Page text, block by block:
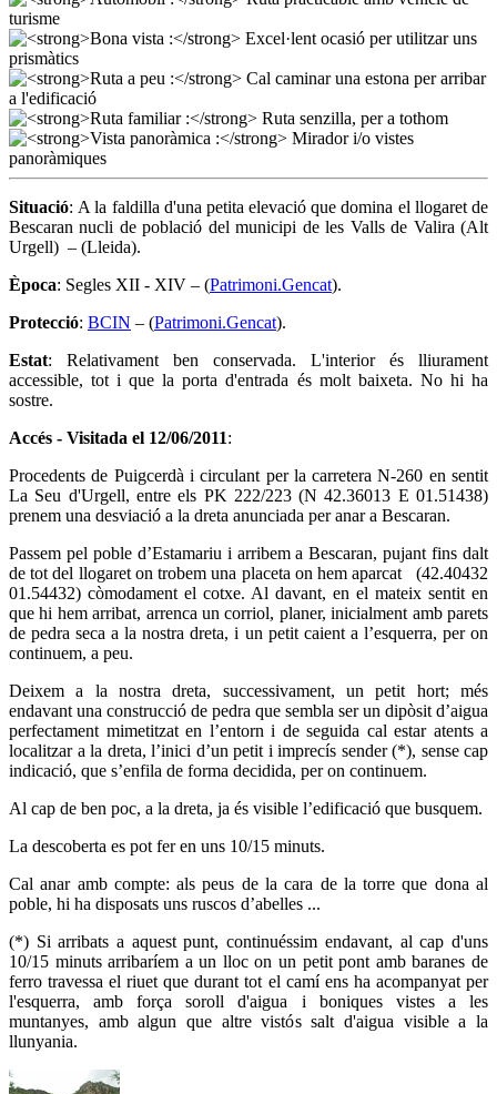
Situació: A la faldilla d'una petita elevació que domina el llogaret de
Bescaran nucli de població del municipi de les Valls de Valira (Alt
Urgell) – (Lleida).
Època: Segles XII - XIV – (Patrimoni.Gencat).
Protecció: BCIN – (Patrimoni.Gencat).
Estat: Relativament ben conservada. L'interior és lliurament
accessible, tot i que la porta d'entrada és molt baixeta. No hi ha
sostre.
Accés - Visitada el 12/06/2011:
Procedents de Puigcerdà i circulant per la carretera N-260 en sentit
La Seu d'Urgell, entre els PK 222/223 (N 42.36013 E 01.51438)
prenem una desviació a la dreta anunciada per anar a Bescaran.
Passem pel poble d’Estamariu i arribem a Bescaran, pujant fins dalt
de tot del llogaret on trobem una placeta on hem aparcat (42.40432
01.54432) còmodament el cotxe. Al davant, en el mateix sentit en
que hi hem arribat, arrenca un corriol, planer, inicialment amb parets
de pedra seca a la nostra dreta, i un petit caient a l’esquerra, per on
continuem, a peu.
Deixem a la nostra dreta, successivament, un petit hort; més
endavant una construcció de pedra que sembla ser un dipòsit d’aigua
perfectament mimetitzat en l’entorn i de seguida cal estar atents a
localitzar a la dreta, l’inici d’un petit i imprecís sender (*), sense cap
indicació, que s’enfila de forma decidida, per on continuem.
Al cap de ben poc, a la dreta, ja és visible l’edificació que busquem.
La descoberta es pot fer en uns 10/15 minuts.
Cal anar amb compte: als peus de la cara de la torre que dona al
poble, hi ha disposats uns ruscos d’abelles ...
(*) Si arribats a aquest punt, continuéssim endavant, al cap d'uns
10/15 minuts arribaríem a un lloc on un petit pont amb baranes de
ferro travessa el riuet que durant tot el camí ens ha acompanyat per
l'esquerra, amb força soroll d'aigua i boniques vistes a les
muntanyes, amb algun que altre vistós salt d'aigua visible a la
llunyania.